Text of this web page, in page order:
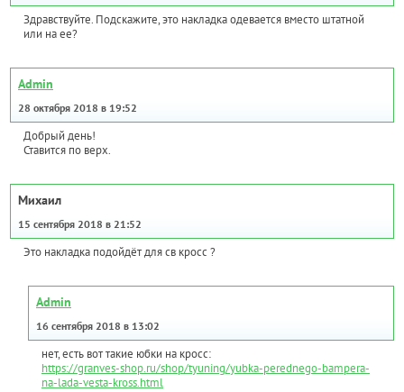
Здравствуйте. Подскажите, это накладка одевается вместо штатной
или на ее?
Admin
28 октября 2018 в 19:52
Добрый день!
Ставится по верх.
Михаил
15 сентября 2018 в 21:52
Это накладка подойдёт для св кросс ?
Admin
16 сентября 2018 в 13:02
нет, есть вот такие юбки на кросс:
https://granves-shop.ru/shop/tyuning/yubka-perednego-bampera-
na-lada-vesta-kross.html